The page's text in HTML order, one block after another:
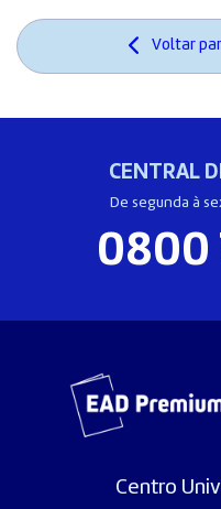
Voltar
CENTRAL
De segunda à
0800
Centro